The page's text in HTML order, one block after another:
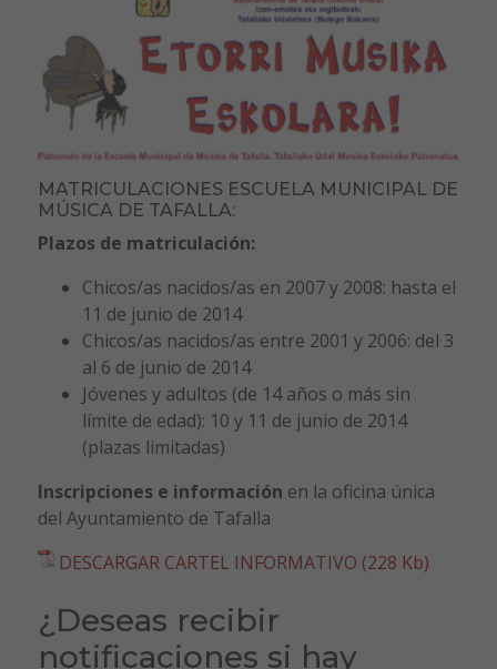
MATRICULACIONES ESCUELA MUNICIPAL DE
MÚSICA DE TAFALLA:
Plazos de matriculación:
Chicos/as nacidos/as en 2007 y 2008: hasta el
11 de junio de 2014
Chicos/as nacidos/as entre 2001 y 2006: del 3
al 6 de junio de 2014
Jóvenes y adultos (de 14 años o más sin
límite de edad): 10 y 11 de junio de 2014
(plazas limitadas)
Inscripciones e información en la oficina única
del Ayuntamiento de Tafalla
DESCARGAR CARTEL INFORMATIVO (228 Kb)
¿Deseas recibir
notificaciones si hay